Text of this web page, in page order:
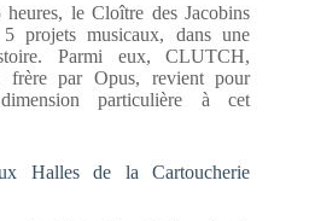
le Cloître des Jacobins
projets musicaux, dans une
Parmi eux, CLUTCH,
frère par Opus, revient pour
particulière à cet
Halles de la Cartoucherie